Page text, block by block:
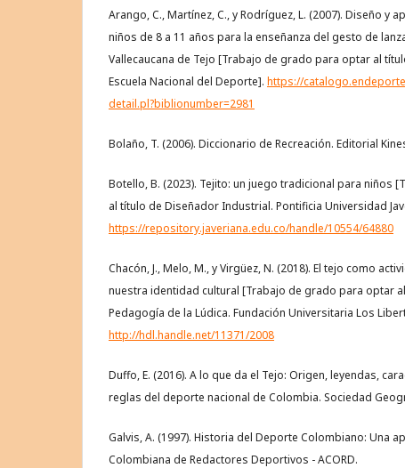
Arango, C., Martínez, C., y Rodríguez, L. (2007). Diseño y
niños de 8 a 11 años para la enseñanza del gesto de
Vallecaucana de Tejo [Trabajo de grado para optar al
Escuela Nacional del Deporte]. https://
detail.pl?biblionumber=2981
Bolaño, T. (2006). Diccionario de Recreación. Editorial
Botello, B. (2023). Tejito: un juego tradicional para niños
al título de Diseñador Industrial. Pontificia Universidad
https://repository.javeriana.edu.co/handle/10554/64880
Chacón, J., Melo, M., y Virgüez, N. (2018). El tejo como
nuestra identidad cultural [Trabajo de grado para optar
Pedagogía de la Lúdica. Fundación Universitaria Los
http://hdl.handle.net/11371/2008
Duffo, E. (2016). A lo que da el Tejo: Origen, leyendas,
reglas del deporte nacional de Colombia. Sociedad
Galvis, A. (1997). Historia del Deporte Colombiano: Una
Colombiana de Redactores Deportivos - ACORD.